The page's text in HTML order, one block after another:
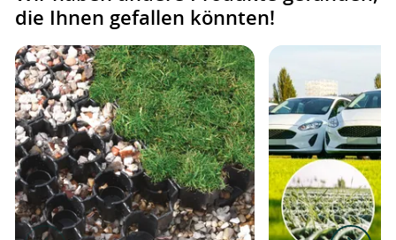
die Ihnen gefallen könnten!